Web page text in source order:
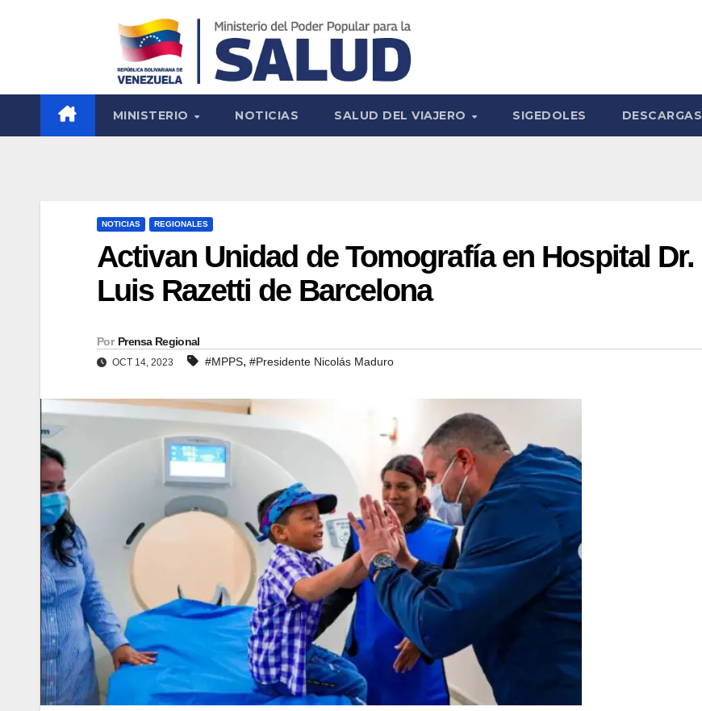
MINISTERIO NOTICIAS SALUD DEL VIAJERO SIGEDOLES DESCARGAS
NOTICIAS REGIONALES
Activan Unidad de Tomografía en Hospital Dr.
Luis Razetti de Barcelona
Por Prensa Regional
OCT 14, 2023 #MPPS, #Presidente Nicolás Maduro